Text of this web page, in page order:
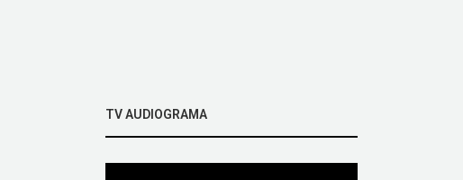
TV AUDIOGRAMA